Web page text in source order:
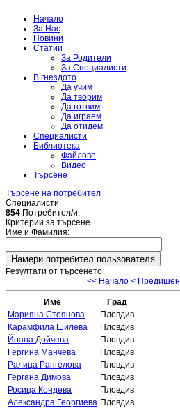
Начало
За Нас
Новини
Статии
За Родители
За Специалисти
В гнездото
Да учим
Да творим
Да готвим
Да играем
Да отидем
Специалисти
Библиотека
Файлове
Видео
Търсене
Търсене на потребител
Специалисти
854 Потребител/и:
Критерии за търсене
Име и Фамилия:
Резултати от търсенето
<< Начало < Предишен
Име
Град
Марияна Стоянова
Пловдив
Карамфила Шилева
Пловдив
Йоана Дойчева
Пловдив
Гергина Манчева
Пловдив
Ралица Рангелова
Пловдив
Гергана Димова
Пловдив
Росица Кондева
Пловдив
Александра Георгиева Пловдив